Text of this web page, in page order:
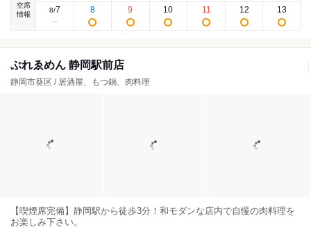
空席
情報
8/7 8 9 10 11 12 13
ぶれゑめん 静岡駅前店
静岡市葵区 / 居酒屋、もつ鍋、肉料理
【喫煙席完備】静岡駅から徒歩3分！和モダンな店内で自慢の肉料理を
お楽しみ下さい。